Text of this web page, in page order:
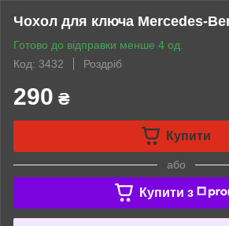
Чохол для ключа Mercedes-
Готово до відправки менше 4 од.
Код: 3432
Роздріб
290 ₴
Купити
або
Купити з